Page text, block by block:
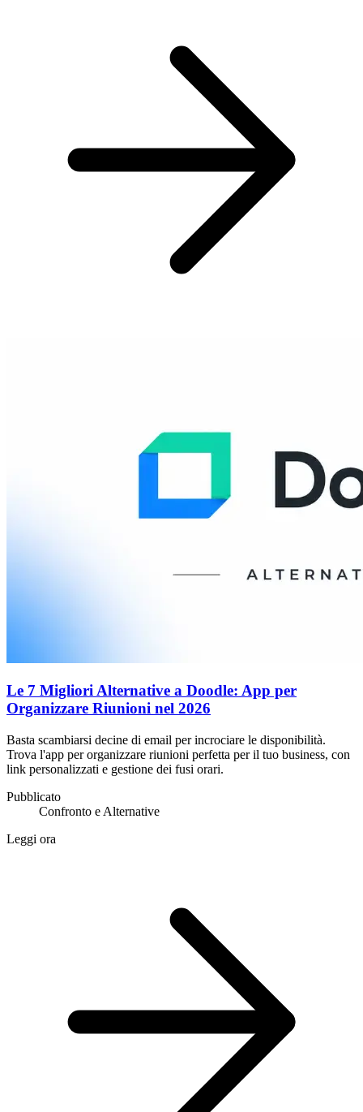
Le 7 Migliori Alternative a Doodle: App per
Organizzare Riunioni nel 2026
Basta scambiarsi decine di email per incrociare le disponibilità.
Trova l'app per organizzare riunioni perfetta per il tuo business, con
link personalizzati e gestione dei fusi orari.
Pubblicato
Confronto e Alternative
Leggi ora